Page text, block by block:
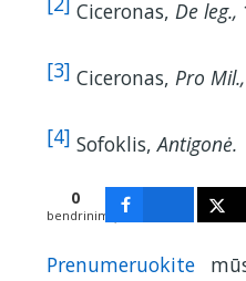
Ciceronas, De leg.,
[3] Ciceronas, Pro Mil.,
[4] Sofoklis,Antigonė.
0
bendrinimų
Prenumeruokite